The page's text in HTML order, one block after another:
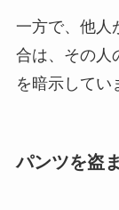
一方で、他人
合は、その人
を暗示してい
パンツを盗